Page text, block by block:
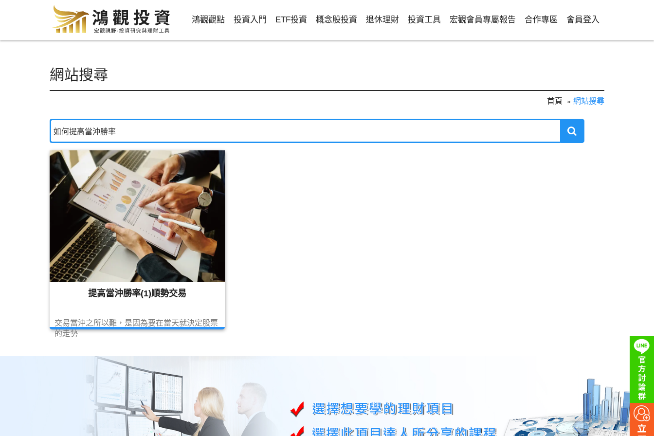
鴻觀觀點 投資入門 ETF投資 概念股投資 退休理財 投資工具 宏觀會員專屬報告 合作專區 會員登入
網站搜尋
首頁 網站搜尋
提高當沖勝率(1)順勢交易
交易當沖之所以難，是因為要在當天就決定股票
的走勢